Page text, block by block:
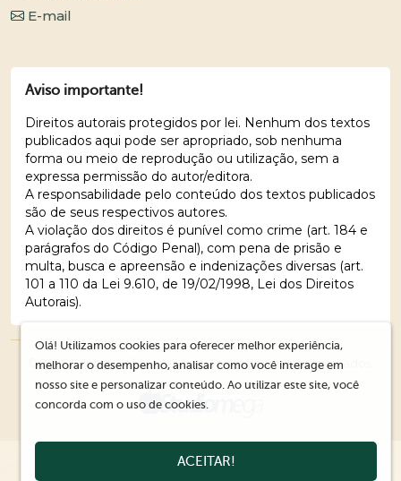
E-mail
Aviso importante!
Direitos autorais protegidos por lei. Nenhum dos textos
publicados aqui pode ser apropriado, sob nenhuma
forma ou meio de reprodução ou utilização, sem a
expressa permissão do autor/editora.
A responsabilidade pelo conteúdo dos textos publicados
são de seus respectivos autores.
A violação dos direitos é punível como crime (art. 184 e
parágrafos do Código Penal), com pena de prisão e
multa, busca e apreensão e indenizações diversas (art.
101 a 110 da Lei 9.610, de 19/02/1998, Lei dos Direitos
Autorais).
© 2026 Editora Ações Literárias. Todos os direitos reservados.
Olá! Utilizamos cookies para oferecer melhor experiência,
melhorar o desempenho, analisar como você interage em
nosso site e personalizar conteúdo. Ao utilizar este site, você
concorda com o uso de cookies.
ACEITAR!